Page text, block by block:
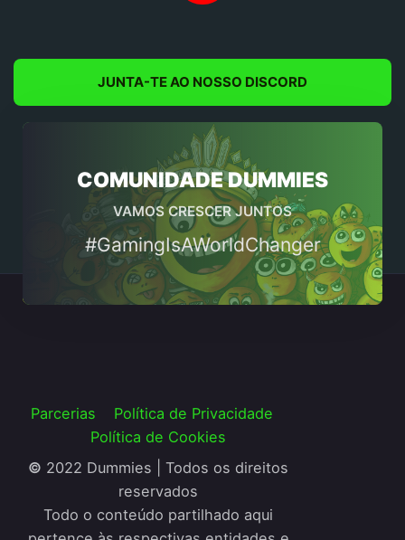
JUNTA-TE AO NOSSO DISCORD
COMUNIDADE DUMMIES
VAMOS CRESCER JUNTOS
#GamingIsAWorldChanger
Parcerias
Política de Privacidade
Política de Cookies
© 2022 Dummies | Todos os direitos
reservados
Todo o conteúdo partilhado aqui